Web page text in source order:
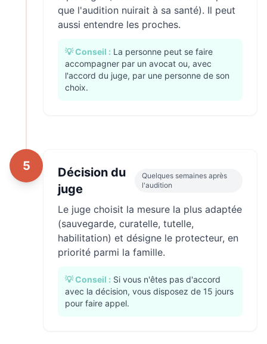
que l'audition nuirait à sa santé). Il peut
aussi entendre les proches.
💡 Conseil : La personne peut se faire
accompagner par un avocat ou, avec
l'accord du juge, par une personne de son
choix.
5
Décision du
juge
Quelques semaines après
l'audition
Le juge choisit la mesure la plus adaptée
(sauvegarde, curatelle, tutelle,
habilitation) et désigne le protecteur, en
priorité parmi la famille.
💡 Conseil : Si vous n'êtes pas d'accord
avec la décision, vous disposez de 15 jours
pour faire appel.